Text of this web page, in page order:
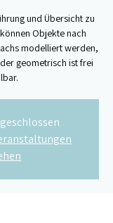
und Übersicht zu
Objekte nach
modelliert werden,
geometrisch ist frei